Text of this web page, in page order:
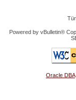
Powered by vBulletin®
Oracle DBA